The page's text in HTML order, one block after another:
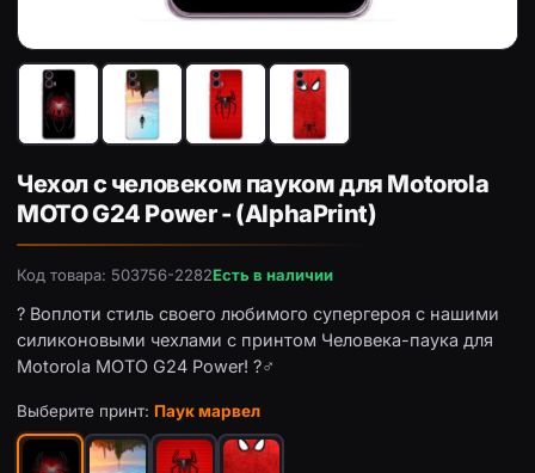
Чехол с принтом «Паук марвел» для Motorola MOTO
Чехол с человеком пауком для Motorola
MOTO G24 Power - (AlphaPrint)
Код товара: 503756-2282Есть в наличии
?️ Воплоти стиль своего любимого супергероя с нашими
силиконовыми чехлами с принтом Человека-паука для
Motorola MOTO G24 Power! ?‍♂️
Выберите принт: Паук марвел